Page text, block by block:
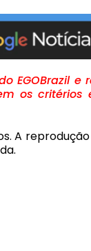
EGOBrazil
os
A